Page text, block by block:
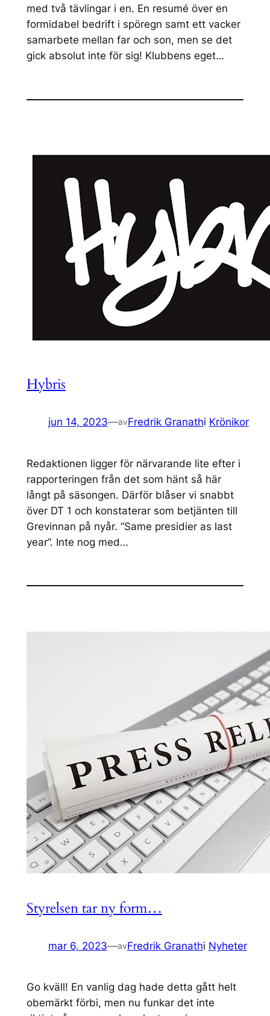
med två tävlingar i en. En resumé över en
formidabel bedrift i spöregn samt ett vacker
samarbete mellan far och son, men se det
gick absolut inte för sig! Klubbens eget…
Hybris
jun 14, 2023—avFredrik Granathi Krönikor
Redaktionen ligger för närvarande lite efter i
rapporteringen från det som hänt så här
långt på säsongen. Därför blåser vi snabbt
över DT 1 och konstaterar som betjänten till
Grevinnan på nyår. ”Same presidier as last
year”. Inte nog med…
Styrelsen tar ny form…
mar 6, 2023—avFredrik Granathi Nyheter
Go kväll! En vanlig dag hade detta gått helt
obemärkt förbi, men nu funkar det inte